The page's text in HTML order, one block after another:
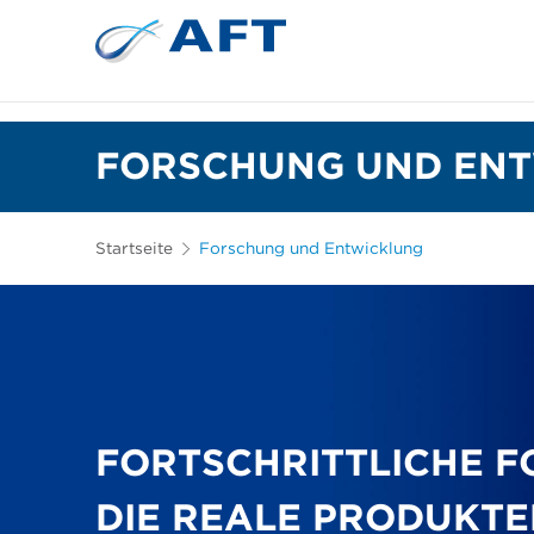
FORSCHUNG UND
Startseite Forschung und Entwicklung
FORTSCHRITTLICHE
DIE REALE